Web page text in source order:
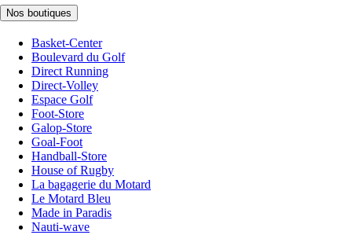
Nos boutiques
Basket-Center
Boulevard du Golf
Direct Running
Direct-Volley
Espace Golf
Foot-Store
Galop-Store
Goal-Foot
Handball-Store
House of Rugby
La bagagerie du Motard
Le Motard Bleu
Made in Paradis
Nauti-wave